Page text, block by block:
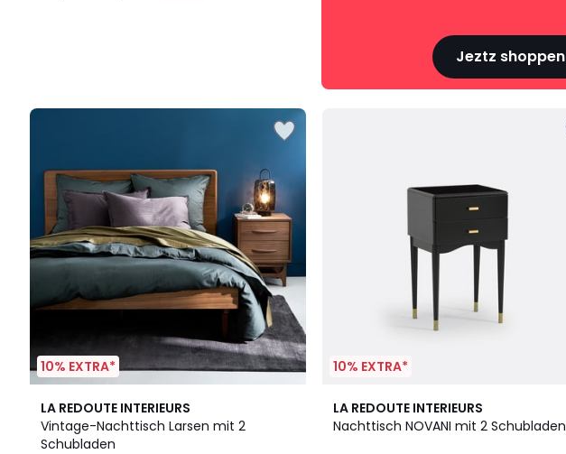
Jeztz shoppen
10% EXTRA*
LA REDOUTE INTERIEURS
Vintage-Nachttisch Larsen mit 2
Schubladen
4
/
5
10% EXTRA*
LA REDOUTE INTERIEURS
Nachttisch NOVANI mit 2 Schubladen
4,6
/ 5